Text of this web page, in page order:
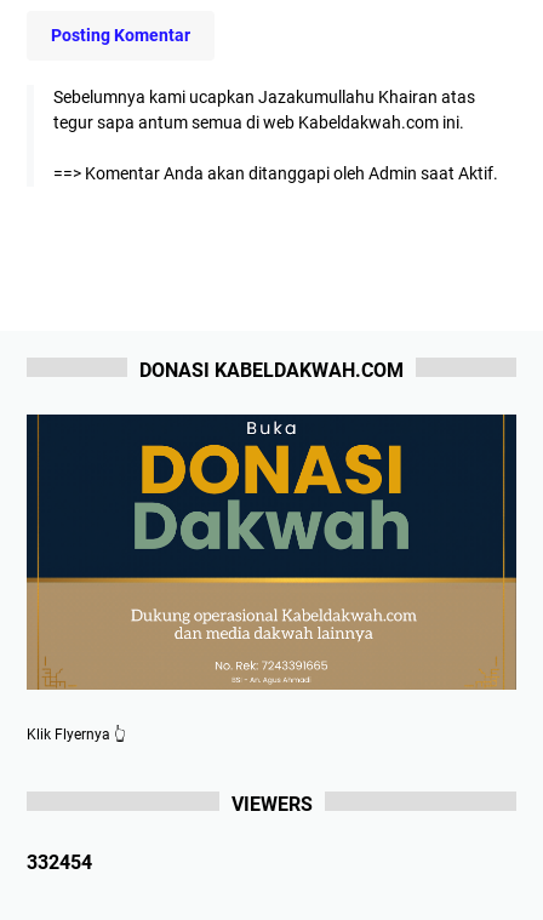
Posting Komentar
Sebelumnya kami ucapkan Jazakumullahu Khairan atas
tegur sapa antum semua di web Kabeldakwah.com ini.
==> Komentar Anda akan ditanggapi oleh Admin saat Aktif.
DONASI KABELDAKWAH.COM
Klik Flyernya 👆
VIEWERS
332454